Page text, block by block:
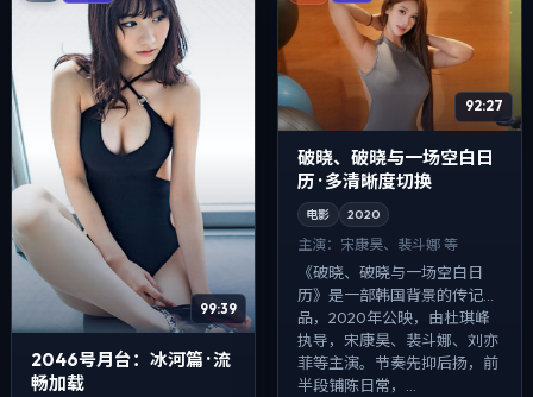
99:39
2046号月台：冰河篇 · 流
畅加载
92:27
破晓、破晓与一场空白日
历 · 多清晰度切换
电影 2020
主演： 宋康昊、裴斗娜 等
《破晓、破晓与一场空白日
历》是一部韩国背景的传记作
品，2020年公映，由杜琪峰
执导，宋康昊、裴斗娜、刘亦
菲等主演。节奏先抑后扬，前
半段铺陈日常，...